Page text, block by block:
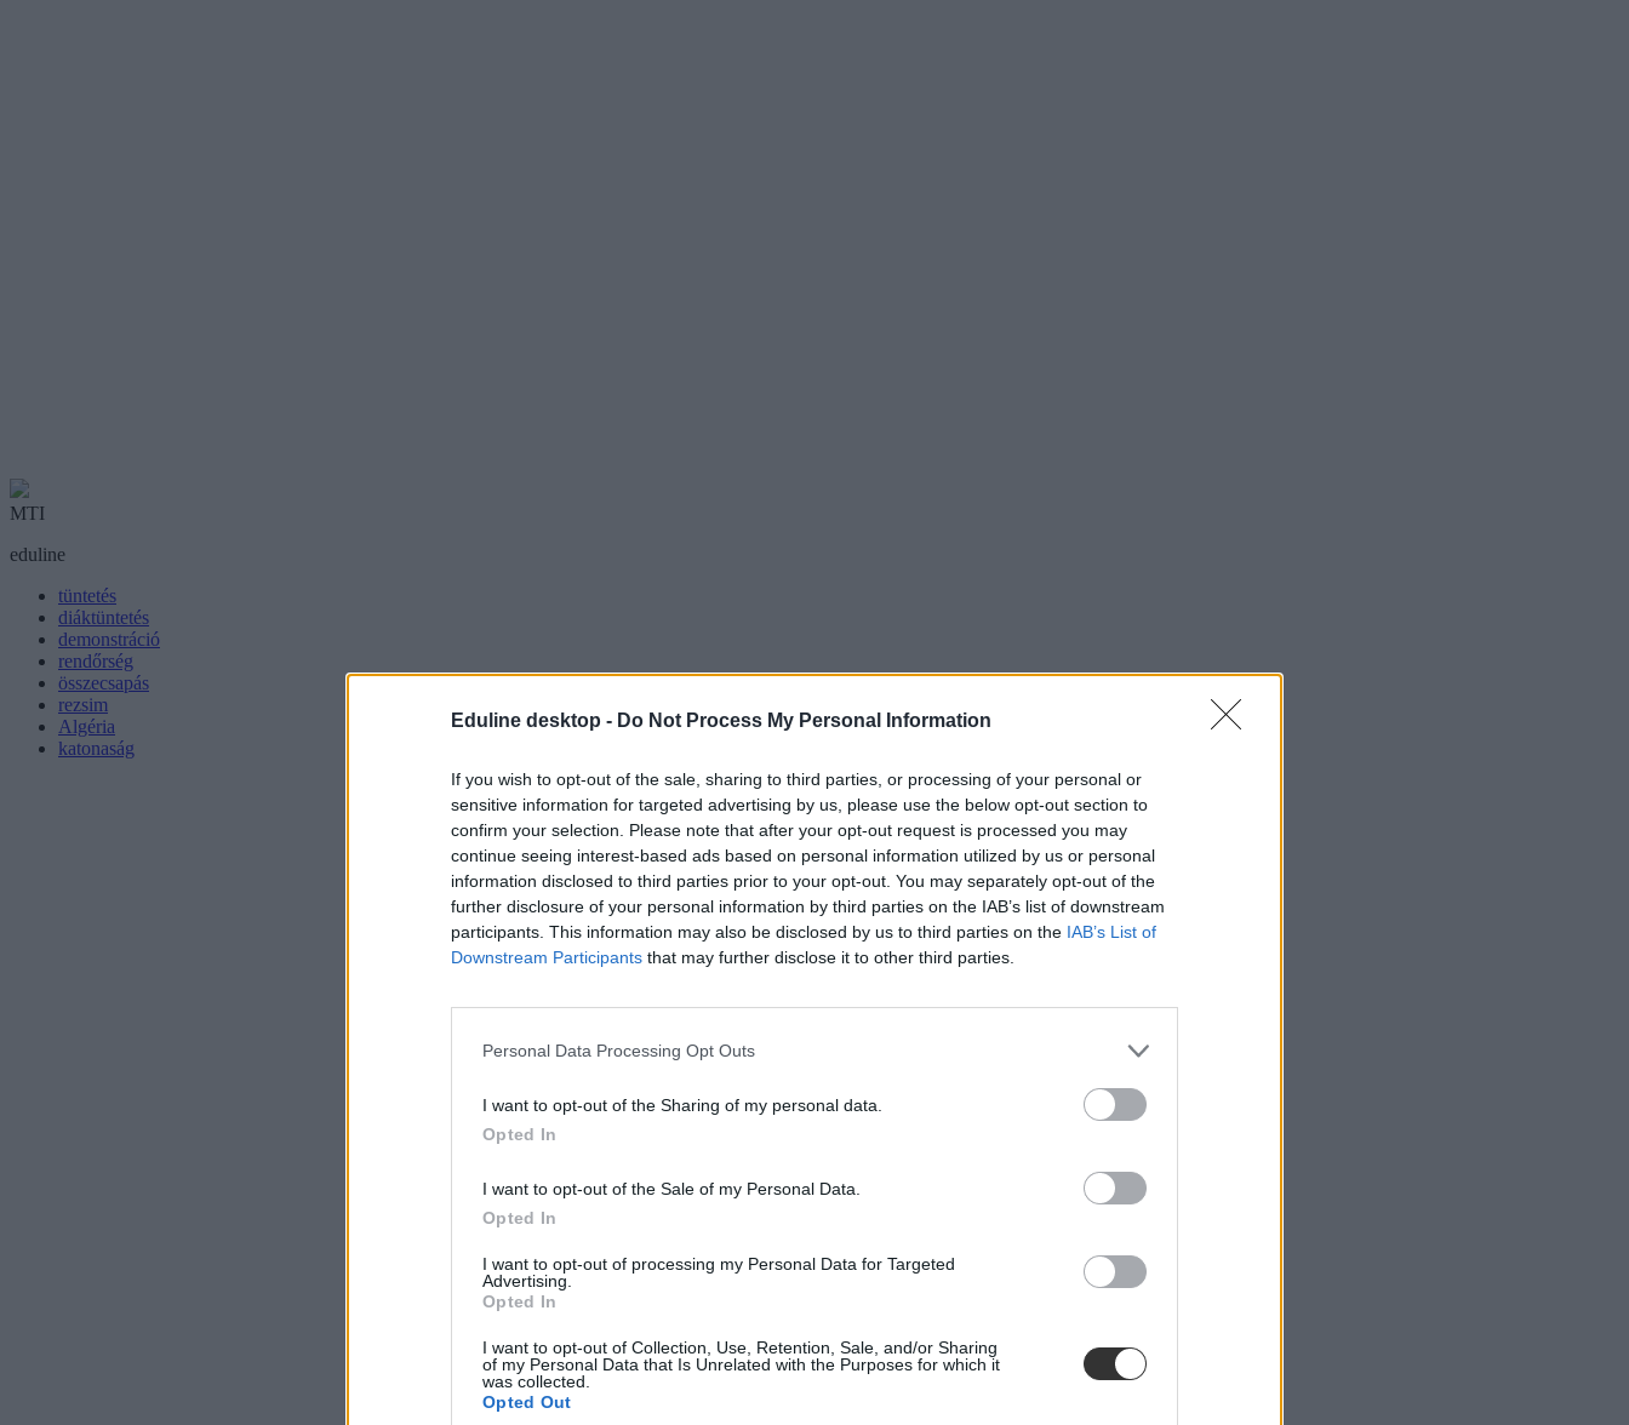
Eduline desktop - Do Not Process My Personal Information
If you wish to opt-out of the sale, sharing to third parties, or processing of your personal or
sensitive information for targeted advertising by us, please use the below opt-out section to
confirm your selection. Please note that after your opt-out request is processed you may
continue seeing interest-based ads based on personal information utilized by us or personal
information disclosed to third parties prior to your opt-out. You may separately opt-out of the
further disclosure of your personal information by third parties on the IAB’s list of downstream
participants. This information may also be disclosed by us to third parties on the IAB’s List of
Downstream Participants that may further disclose it to other third parties.
Personal Data Processing Opt Outs
I want to opt-out of the Sharing of my personal data.
Opted In
I want to opt-out of the Sale of my Personal Data.
Opted In
I want to opt-out of processing my Personal Data for Targeted
Advertising.
Opted In
I want to opt-out of Collection, Use, Retention, Sale, and/or Sharing
of my Personal Data that Is Unrelated with the Purposes for which it
was collected.
Opted Out
MTI
eduline
tüntetés
diáktüntetés
demonstráció
rendőrség
összecsapás
rezsim
Algéria
katonaság